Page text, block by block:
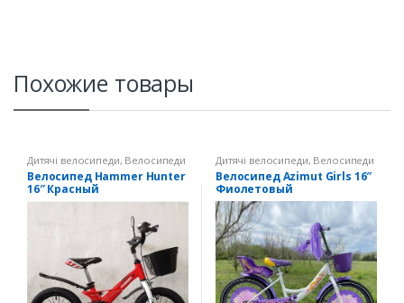
Похожие товары
Дитячі велосипеди, Велосипеди
16" зріст 100-116 см
Велосипед Hammer Hunter
16″ Красный
Дитячі велосипеди, Велосипеди
16" зріст 100-116 см
Велосипед Azimut Girls 16″
Фиолетовый